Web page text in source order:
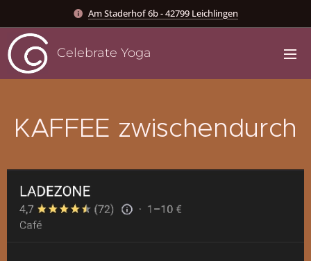
Am Staderhof 6b - 42799 Leichlingen
Celebrate Yoga
KAFFEE zwischendurch